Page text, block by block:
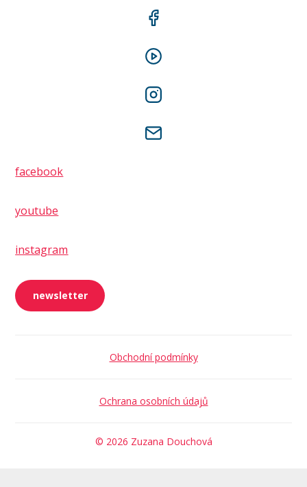
facebook
youtube
instagram
newsletter
Obchodní podmínky
Ochrana osobních údajů
© 2026 Zuzana Douchová